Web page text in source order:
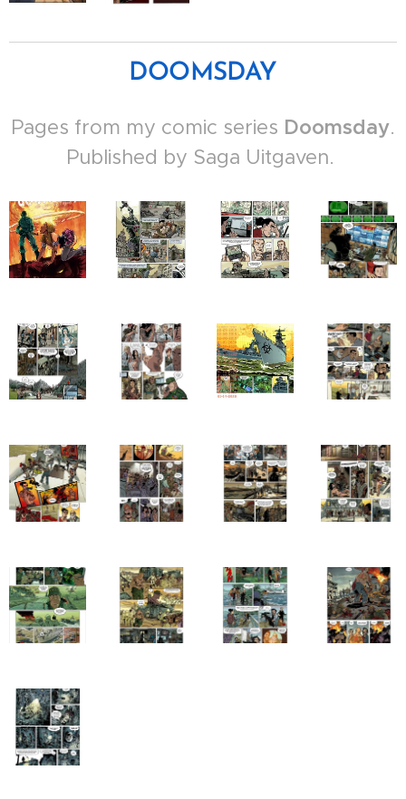
DOOMSDAY
Pages from my comic series Doomsday.
Published by Saga Uitgaven.